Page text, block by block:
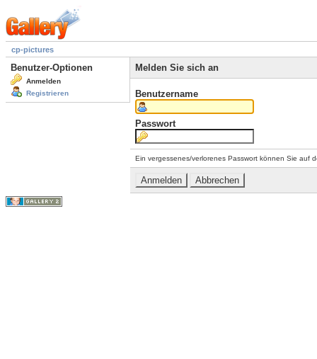
cp-pictures
Benutzer-Optionen
Anmelden
Registrieren
Melden Sie sich an
Benutzername
Passwort
Ein vergessenes/verlorenes Passwort können Sie auf